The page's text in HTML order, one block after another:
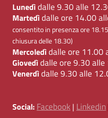
Lunedìdalle 9.30 alle
Martedìdalle ore 14.00
consentito in presenza ore
chiusura delle 18.30)
Mercoledìdalle ore 11.00
Giovedìdalle ore 9.30 alle
Venerdìdalle 9.30 alle
Social:Facebook | Linkedin